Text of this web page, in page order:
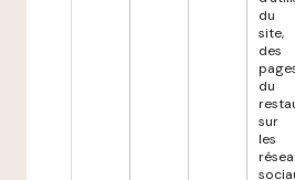
du
site,
des
du
sur
les